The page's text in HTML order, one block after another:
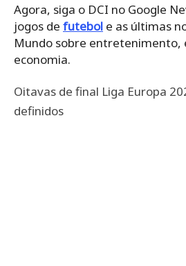
Agora, siga o DCI no Google
jogos de futebol e as últimas
Mundo sobre entretenimento,
economia.
Oitavas de final Liga Europa
definidos